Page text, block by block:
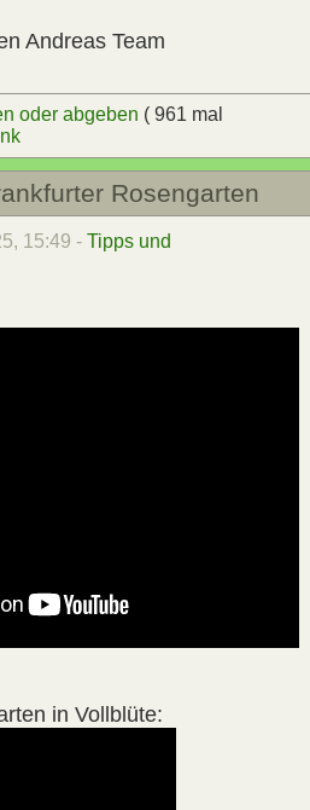
Andreas Team
oder abgeben ( 961 mal
Rosengarten
15:49 - Tipps und
in Vollblüte: